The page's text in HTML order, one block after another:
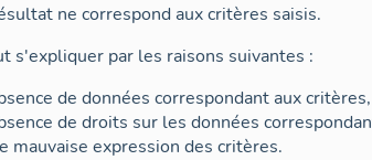
ne correspond aux critères saisis.
s'expliquer par les raisons suivantes :
de données correspondant aux critères,
de droits sur les données
mauvaise expression des critères.